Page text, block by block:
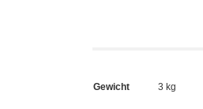
Gewicht 3 kg